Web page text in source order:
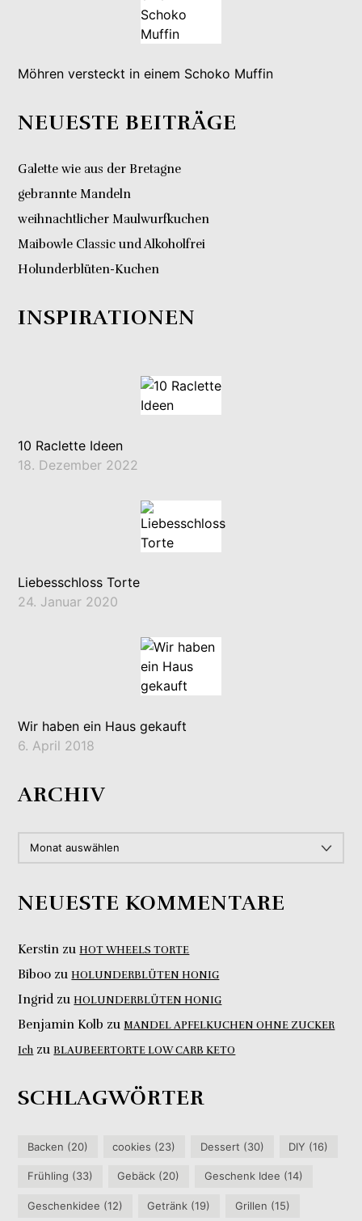
Möhren versteckt in einem Schoko Muffin
NEUESTE BEITRÄGE
Galette wie aus der Bretagne
gebrannte Mandeln
weihnachtlicher Maulwurfkuchen
Maibowle Classic und Alkoholfrei
Holunderblüten-Kuchen
INSPIRATIONEN
10 Raclette Ideen
18. Dezember 2022
Liebesschloss Torte
24. Januar 2020
Wir haben ein Haus gekauft
6. April 2018
ARCHIV
NEUESTE KOMMENTARE
Kerstin zuHOT WHEELS TORTE
Biboo zuHOLUNDERBLÜTEN HONIG
Ingrid zuHOLUNDERBLÜTEN HONIG
Benjamin Kolb zu MANDEL APFELKUCHEN OHNE ZUCKER
Ich zuBLAUBEERTORTE LOW CARB KETO
SCHLAGWÖRTER
Backen (20) cookies (23) Dessert (30) DIY (16)
Frühling (33) Gebäck (20) Geschenk Idee (14)
Geschenkidee (12) Getränk (19) Grillen (15)